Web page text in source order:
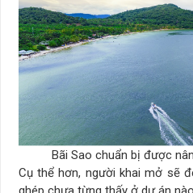
Bãi Sao chuẩn bị được
Cụ thể hơn, người khai mở sẽ